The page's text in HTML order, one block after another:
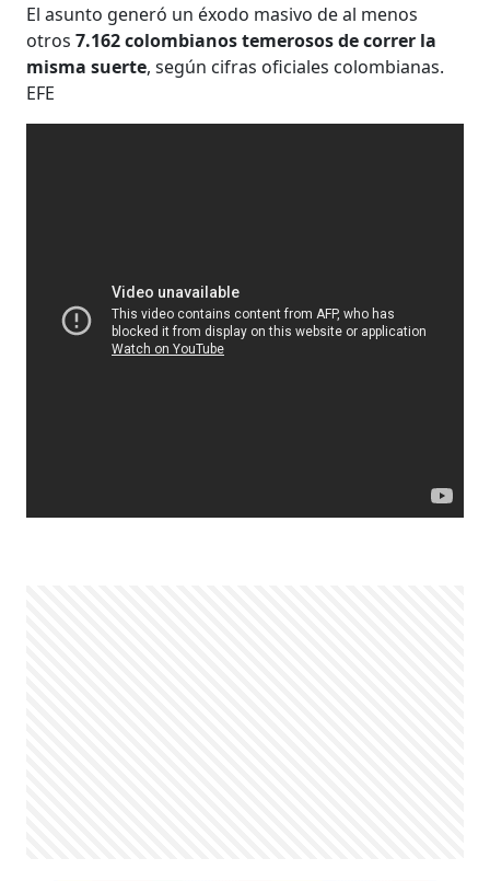
El asunto generó un éxodo masivo de al menos
otros 7.162 colombianos temerosos de correr la
misma suerte, según cifras oficiales colombianas.
EFE